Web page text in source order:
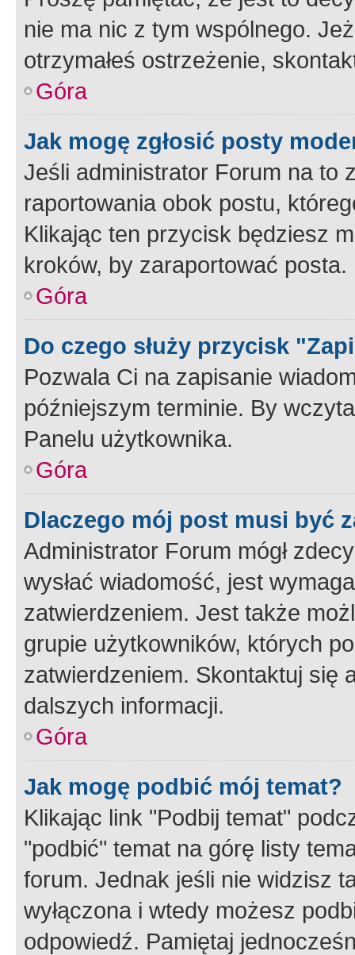
nie ma nic z tym wspólnego.
otrzymałeś ostrzeżenie,
Góra
Jak mogę zgłosić posty
Jeśli administrator Forum na to
raportowania obok postu,
Klikając ten przycisk będziesz
kroków, by zaraportować posta.
Góra
Do czego służy przycisk
Pozwala Ci na zapisanie
późniejszym terminie. By
Panelu użytkownika.
Góra
Dlaczego mój post musi być
Administrator Forum mógł
wysłać wiadomość, jest
zatwierdzeniem. Jest także
grupie użytkowników, których
zatwierdzeniem. Skontaktuj się
dalszych informacji.
Góra
Jak mogę podbić mój temat?
Klikając link "Podbij temat"
"podbić" temat na górę listy
forum. Jednak jeśli nie widzisz
wyłączona i wtedy możesz
odpowiedź. Pamiętaj